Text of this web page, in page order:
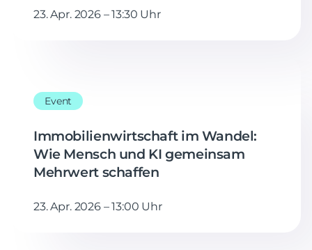
23. Apr. 2026 – 13:30 Uhr
Event
Immobilienwirtschaft im Wandel:
Wie Mensch und KI gemeinsam
Mehrwert schaffen
23. Apr. 2026 – 13:00 Uhr